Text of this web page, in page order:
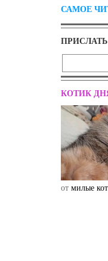
САМОЕ
КОТИК
от милые